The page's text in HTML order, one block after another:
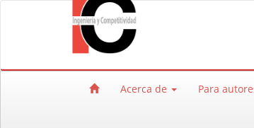
Salto rápido al contenido de la página
Navegación principal
Contenido principal
Acerca de Para